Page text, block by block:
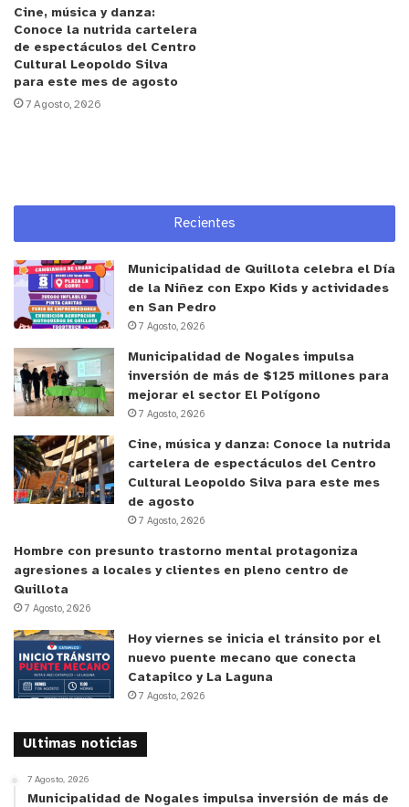
humedad, como ocurre en los tubos.
El estudio también incorporó un análisis de factibilidad para
certificar el producto bajo sellos internacionales de
sustentabilidad, como Ecocert. De alcanzarse este objetivo,
los comprimidos podrían convertirse en un referente de
portabilidad: los comprimidos son fáciles de transportar,
recargables. Este formato resulta especialmente útil para
viajes o rutinas cotidianas, ofreciendo comodidad sin perder
eficacia en el cuidado dental.
revoluciona la industria porque introduce una alternativa que
combina eficacia con sostenibilidad, algo que los
consumidores modernos valoran cada vez más. Al ser un
comprimido que se mastica, eliminamos la necesidad de
agua y de un empaque plástico, lo que reduce la huella de
carbono y el impacto ambiental. Además, el uso de extractos
botánicos como jengibre, canela y clavo de olor no solo es
oral y con el ecosistema”.
El investigador plantea que este tipo de innovación no solo
busca mejorar la experiencia del usuario, sino también
contribuir a la reducción de residuos que genera la industria.
El desarrollo se enmarca en un desafío global: la industria del
cuidado oral produce más de 1,5 millones de toneladas de
desechos plásticos cada año, lo que refuerza la urgencia de
y tú, ¿qué opinas?
Cine, música y danza:
Conoce la nutrida cartelera
de espectáculos del Centro
Cultural Leopoldo Silva
para este mes de agosto
7 Agosto, 2026
Recientes
Municipalidad de Quillota celebra el Día
de la Niñez con Expo Kids y actividades
en San Pedro
7 Agosto, 2026
Municipalidad de Nogales impulsa
inversión de más de $125 millones para
mejorar el sector El Polígono
7 Agosto, 2026
Cine, música y danza: Conoce la nutrida
cartelera de espectáculos del Centro
Cultural Leopoldo Silva para este mes
de agosto
7 Agosto, 2026
Hombre con presunto trastorno mental protagoniza
agresiones a locales y clientes en pleno centro de
Quillota
7 Agosto, 2026
Hoy viernes se inicia el tránsito por el
nuevo puente mecano que conecta
Catapilco y La Laguna
7 Agosto, 2026
Ultimas noticias
7 Agosto, 2026
Municipalidad de Nogales impulsa inversión de más de